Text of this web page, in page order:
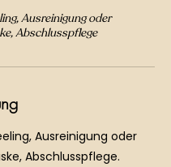
Ausreinigung oder
Abschlusspflege
Ausreinigung oder
Abschlusspflege.